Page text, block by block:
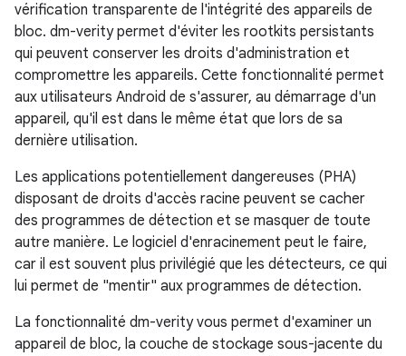
vérification transparente de l'intégrité des appareils de
bloc. dm-verity permet d'éviter les rootkits persistants
qui peuvent conserver les droits d'administration et
compromettre les appareils. Cette fonctionnalité permet
aux utilisateurs Android de s'assurer, au démarrage d'un
appareil, qu'il est dans le même état que lors de sa
dernière utilisation.
Les applications potentiellement dangereuses (PHA)
disposant de droits d'accès racine peuvent se cacher
des programmes de détection et se masquer de toute
autre manière. Le logiciel d'enracinement peut le faire,
car il est souvent plus privilégié que les détecteurs, ce qui
lui permet de "mentir" aux programmes de détection.
La fonctionnalité dm-verity vous permet d'examiner un
appareil de bloc, la couche de stockage sous-jacente du